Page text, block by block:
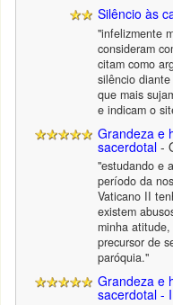
Silêncio às
"infelizmente
consideram
citam como
silêncio
que mais
e indicam o
Grandeza e
sacerdotal -
"estudando e
período da
Vaticano II
existem
minha
precursor de
paróquia."
Grandeza e
sacerdotal -